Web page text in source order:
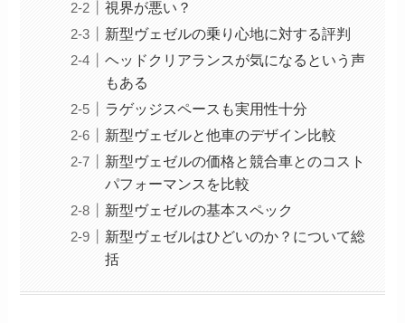
視界が悪い？
新型ヴェゼルの乗り心地に対する評判
ヘッドクリアランスが気になるという声
もある
ラゲッジスペースも実用性十分
新型ヴェゼルと他車のデザイン比較
新型ヴェゼルの価格と競合車とのコスト
パフォーマンスを比較
新型ヴェゼルの基本スペック
新型ヴェゼルはひどいのか？について総
括